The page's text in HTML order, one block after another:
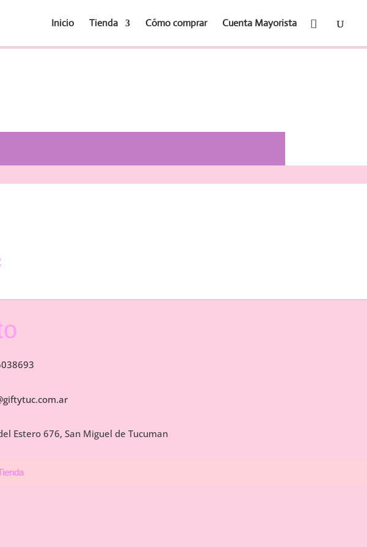
Inicio Tienda Cómo comprar Cuenta Mayorista
Estero 676, San Miguel de Tucuman